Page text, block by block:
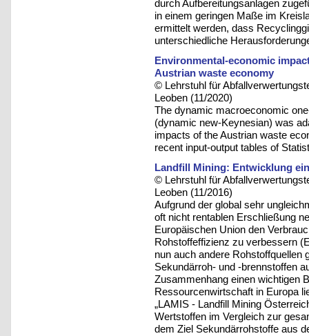
durch Aufbereitungsanlagen
in einem geringen Maße im
ermittelt werden, dass
unterschiedliche
Environmental-economic
Austrian waste economy
© Lehrstuhl für
Leoben (11/2020)
The dynamic macroeconomic
(dynamic new-Keynesian) was
impacts of the Austrian waste
recent input-output tables of
Landfill Mining: Entwicklung
© Lehrstuhl für
Leoben (11/2016)
Aufgrund der global sehr
oft nicht rentablen Erschließung
Europäischen Union den
Rohstoffeffizienz zu verbessern
nun auch andere Rohstoffquellen
Sekundärroh- und -brennstoffen
Zusammenhang einen wichtigen
Ressourcenwirtschaft in Europa
„LAMIS - Landfill Mining
Wertstoffen im Vergleich zur
dem Ziel Sekundärrohstoffe aus